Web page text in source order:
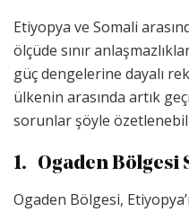
Etiyopya ve Somali
ölçüde sınır
güç dengelerine dayalı
ülkenin arasında artık
sorunlar şöyle
1. Ogaden Bölgesi
Ogaden Bölgesi,